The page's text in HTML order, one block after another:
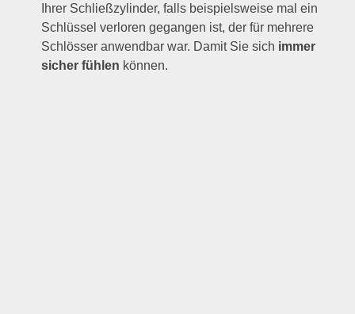
Ihrer Schließzylinder, falls beispielsweise mal ein
Schlüssel verloren gegangen ist, der für mehrere
Schlösser anwendbar war. Damit Sie sich immer
sicher fühlen können.